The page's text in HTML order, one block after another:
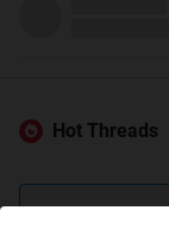
Hot Threads